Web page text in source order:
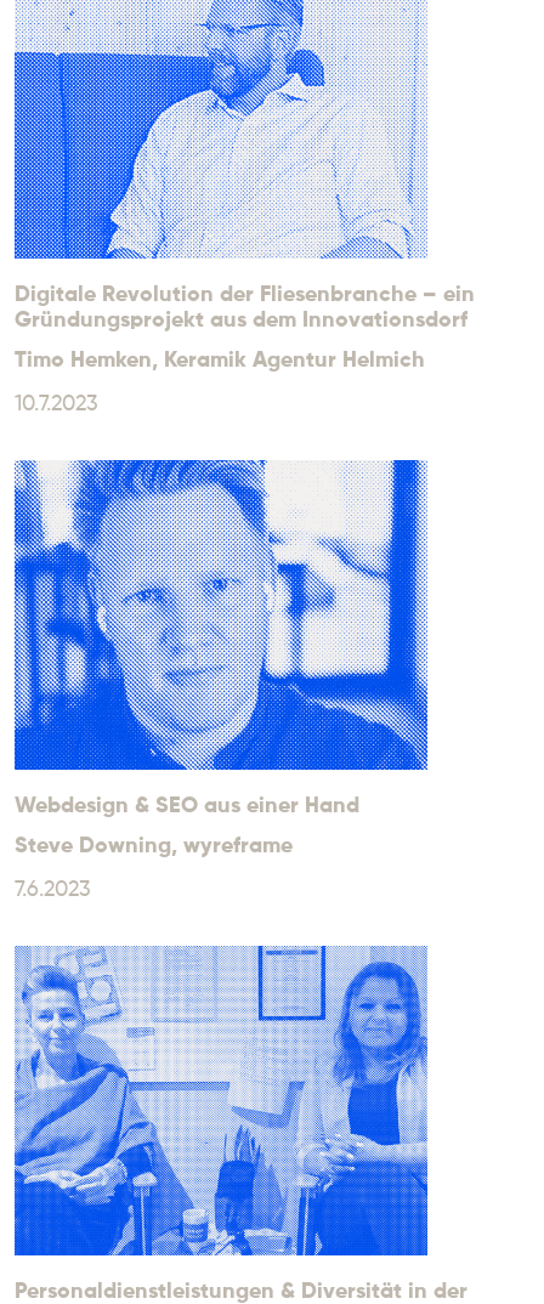
Digitale Revolution der Fliesenbranche – ein
Gründungsprojekt aus dem Innovationsdorf
Timo Hemken, Keramik Agentur Helmich
10.7.2023
Webdesign & SEO aus einer Hand
Steve Downing, wyreframe
7.6.2023
Personaldienstleistungen & Diversität in der